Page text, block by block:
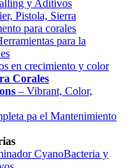
y Aditivos
Pistola, Sierra
para corales
para la
en crecimiento y color
Corales
– Vibrant, Color,
pa el Mantenimiento
CyanoBacteria y